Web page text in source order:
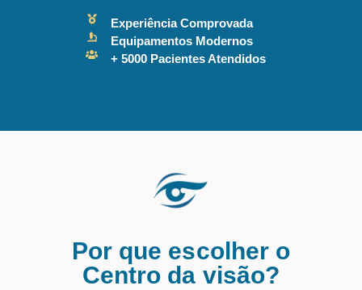
Experiência Comprovada
Equipamentos Modernos
+ 5000 Pacientes Atendidos
Por que escolher o
Centro da visão?